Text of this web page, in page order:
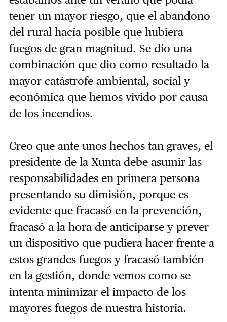
tener un mayor riesgo, que el abandono
del rural hacía posible que hubiera
fuegos de gran magnitud. Se dio una
combinación que dio como resultado la
mayor catástrofe ambiental, social y
económica que hemos vivido por causa
de los incendios.
Creo que ante unos hechos tan graves, el
presidente de la Xunta debe asumir las
responsabilidades en primera persona
presentando su dimisión, porque es
evidente que fracasó en la prevención,
fracasó a la hora de anticiparse y prever
un dispositivo que pudiera hacer frente a
estos grandes fuegos y fracasó también
en la gestión, donde vemos como se
intenta minimizar el impacto de los
mayores fuegos de nuestra historia.